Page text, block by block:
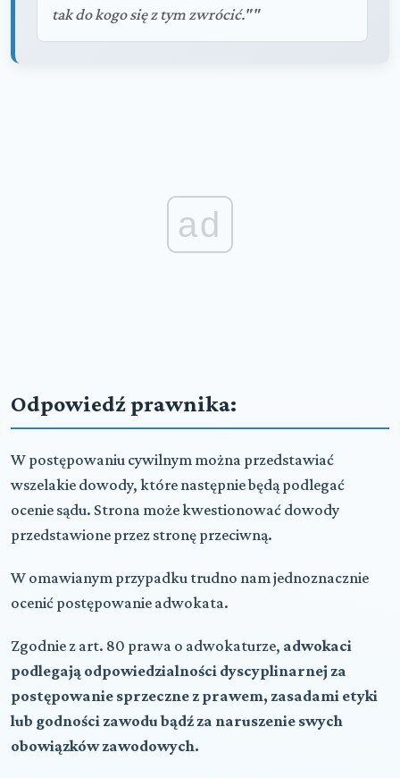
tak do kogo się z tym zwrócić.""
ad
Odpowiedź prawnika:
W postępowaniu cywilnym można przedstawiać
wszelakie dowody, które następnie będą podlegać
ocenie sądu. Strona może kwestionować dowody
przedstawione przez stronę przeciwną.
W omawianym przypadku trudno nam jednoznacznie
ocenić postępowanie adwokata.
Zgodnie z art. 80 prawa o adwokaturze, adwokaci
podlegają odpowiedzialności dyscyplinarnej za
postępowanie sprzeczne z prawem, zasadami etyki
lub godności zawodu bądź za naruszenie swych
obowiązków zawodowych.